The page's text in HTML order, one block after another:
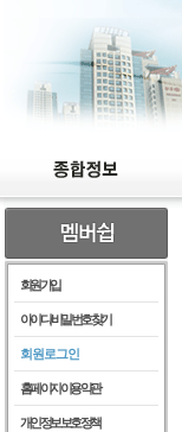
회원가입
아이디/비밀번호찾기
회원로그인
홈페이지이용약관
개인정보보호정책